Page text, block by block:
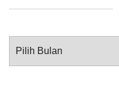
Arsip